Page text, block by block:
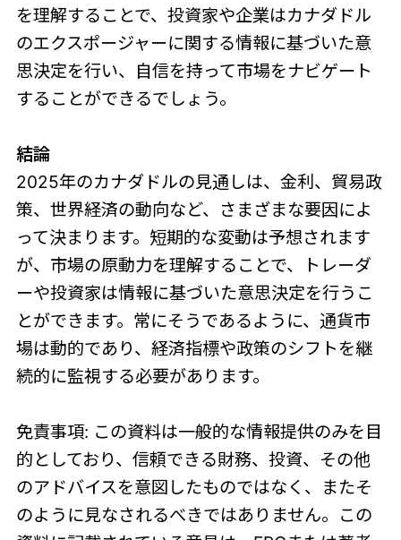
を理解することで、投資家や企業はカナダドル
のエクスポージャーに関する情報に基づいた意
思決定を行い、自信を持って市場をナビゲート
することができるでしょう。
結論
2025年のカナダドルの見通しは、金利、貿易政
策、世界経済の動向など、さまざまな要因によ
って決まります。短期的な変動は予想されます
が、市場の原動力を理解することで、トレーダ
ーや投資家は情報に基づいた意思決定を行うこ
とができます。常にそうであるように、通貨市
場は動的であり、経済指標や政策のシフトを継
続的に監視する必要があります。
免責事項: この資料は一般的な情報提供のみを目
的としており、信頼できる財務、投資、その他
のアドバイスを意図したものではなく、またそ
のように見なされるべきではありません。この